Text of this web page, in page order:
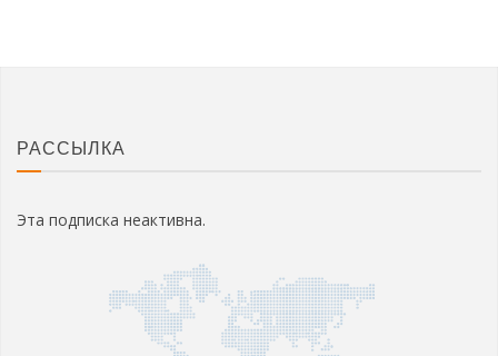
РАССЫЛКА
Эта подписка неактивна.